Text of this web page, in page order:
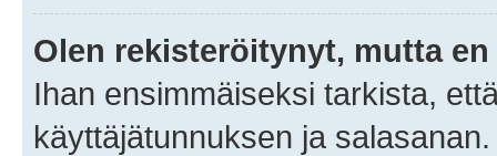
Olen rekisteröitynyt, mutta
Ihan ensimmäiseksi tarkista,
käyttäjätunnuksen ja